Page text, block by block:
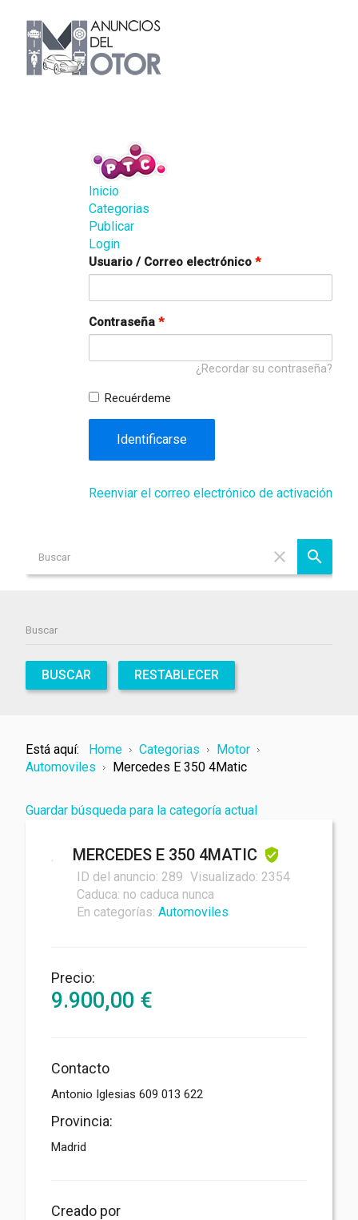
Inicio
Categorias
Publicar
Login
Usuario / Correo electrónico *
Contraseña *
¿Recordar su contraseña?
Recuérdeme
Identificarse
Reenviar el correo electrónico de activación
BUSCAR RESTABLECER
Está aquí: Home Categorias
Motor
Automoviles
Mercedes E 350 4Matic
Guardar búsqueda para la categoría actual
MERCEDES E 350 4MATIC
ID del anuncio: 289 Visualizado: 2354
Caduca: no caduca nunca
En categorías: Automoviles
Precio:
9.900,00 €
Contacto
Antonio Iglesias 609 013 622
Provincia:
Madrid
Creado por
Tu nombre
Mensaje
Archivo adjunto